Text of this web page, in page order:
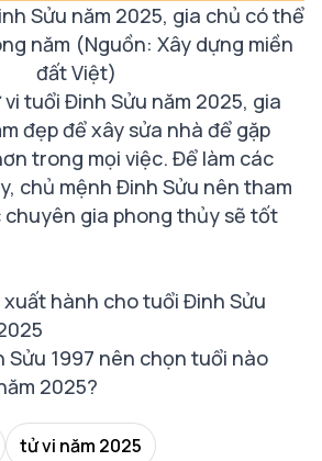
Sửu năm 2025, gia chủ có thể
năm (Nguồn: Xây dựng miền
đất Việt)
tuổi Đinh Sửu năm 2025, gia
đẹp để xây sửa nhà để gặp
trong mọi việc. Để làm các
chủ mệnh Đinh Sửu nên tham
chuyên gia phong thủy sẽ tốt
xuất hành cho tuổi Đinh Sửu
Sửu 1997 nên chọn tuổi nào
2025?
tử vi năm 2025